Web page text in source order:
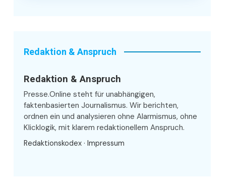
Redaktion & Anspruch
Redaktion & Anspruch
Presse.Online steht für unabhängigen,
faktenbasierten Journalismus. Wir berichten,
ordnen ein und analysieren ohne Alarmismus, ohne
Klicklogik, mit klarem redaktionellem Anspruch.
Redaktionskodex · Impressum